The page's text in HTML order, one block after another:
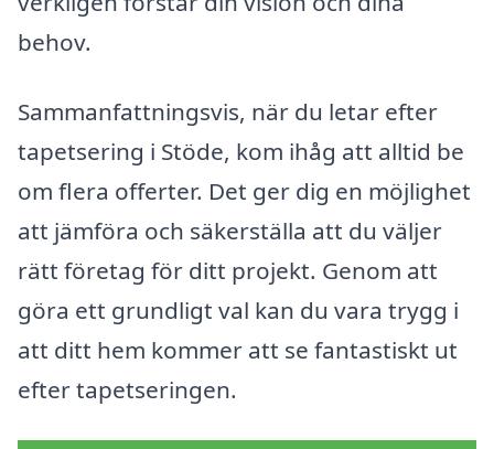
behov.
Sammanfattningsvis, när du letar efter
tapetsering i Stöde, kom ihåg att alltid be
om flera offerter. Det ger dig en möjlighet
att jämföra och säkerställa att du väljer
rätt företag för ditt projekt. Genom att
göra ett grundligt val kan du vara trygg i
att ditt hem kommer att se fantastiskt ut
efter tapetseringen.